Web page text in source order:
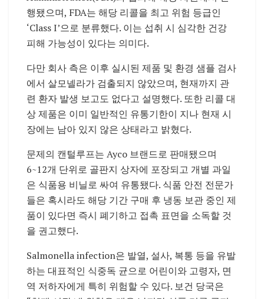
행됐으며, FDA는 해당 리콜을 최고 위험 등급인
‘Class I’으로 분류했다. 이는 섭취 시 심각한 건강
피해 가능성이 있다는 의미다.
다만 회사 측은 이후 실시된 제품 및 환경 샘플 검사
에서 살모넬라가 검출되지 않았으며, 현재까지 관
련 환자 발생 보고도 없다고 설명했다. 또한 리콜 대
상 제품은 이미 일반적인 유통기한이 지나 현재 시
장에는 남아 있지 않은 상태라고 밝혔다.
문제의 캔털루프는 Ayco 브랜드로 판매됐으며
6~12개 단위로 골판지 상자에 포장되고 개별 과일
은 식품용 비닐로 싸여 유통됐다. 식품 안전 전문가
들은 혹시라도 해당 기간 구매 후 냉동 보관 중인 제
품이 있다면 즉시 폐기하고 접촉 표면을 소독할 것
을 권고했다.
Salmonella infection은 발열, 설사, 복통 등을 유발
하는 대표적인 식중독 균으로 어린이와 고령자, 면
역 저하자에게 특히 위험할 수 있다. 보건 당국은